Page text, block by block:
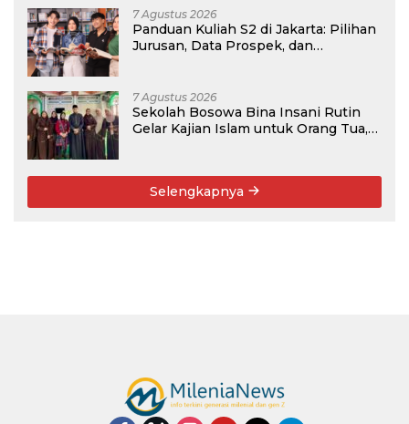
7 Agustus 2026
Panduan Kuliah S2 di Jakarta: Pilihan
Jurusan, Data Prospek, dan
7 Agustus 2026
Sekolah Bosowa Bina Insani Rutin
Gelar Kajian Islam untuk Orang Tua,
Selengkapnya